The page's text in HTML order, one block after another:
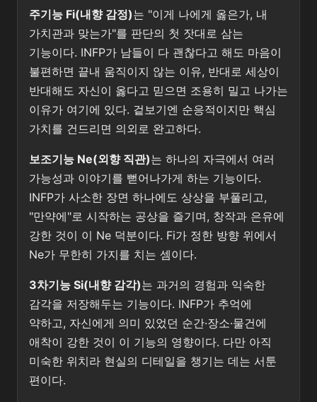
주기능 Fi(내향 감정)는 "이게 나에게 옳은가, 내
가치관과 맞는가"를 판단의 첫 잣대로 삼는
기능이다. INFP가 남들이 다 괜찮다고 해도 마음이
불편하면 끝내 움직이지 않는 이유, 반대로 세상이
반대해도 자신이 옳다고 믿으면 조용히 밀고 나가는
이유가 여기에 있다. 겉보기엔 순응적이지만 핵심
가치를 건드리면 의외로 완고하다.
보조기능 Ne(외향 직관)는 하나의 자극에서 여러
가능성과 이야기를 뻗어나가게 하는 기능이다.
INFP가 사소한 장면 하나에도 상상을 부풀리고,
"만약에"로 시작하는 공상을 즐기며, 창작과 은유에
강한 것이 이 Ne 덕분이다. Fi가 정한 방향 위에서
Ne가 무한히 가지를 치는 셈이다.
3차기능 Si(내향 감각)는 과거의 경험과 익숙한
감각을 저장해두는 기능이다. INFP가 추억에
약하고, 자신에게 의미 있었던 순간·장소·물건에
애착이 강한 것이 이 기능의 영향이다. 다만 아직
미숙한 위치라 현실의 디테일을 챙기는 데는 서툰
편이다.